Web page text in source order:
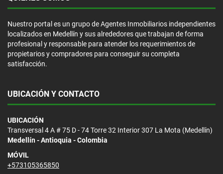
Nuestro portal es un grupo de Agentes Inmobiliarios independientes
localizados en Medellín y sus alrededores que trabajan de forma
profesional y responsable para atender los requerimientos de
propietarios y compradores para conseguir su completa
satisfacción.
UBICACIÓN Y CONTACTO
UBICACIÓN
Transversal 4 A # 75 D - 74 Torre 32 Interior 307 La Mota (Medellín)
Medellín - Antioquia - Colombia
MÓVIL
+573105365850